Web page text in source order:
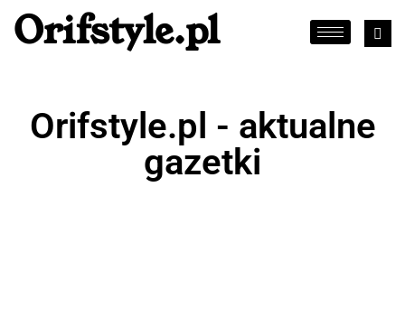
Orifstyle.pl
Orifstyle.pl - aktualne
gazetki